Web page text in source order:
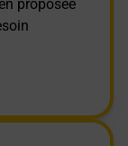
proposée